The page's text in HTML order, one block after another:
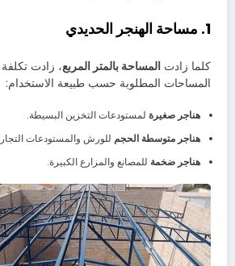
1. مساحة الهنجر الحديدي
كلما زادت المساحة بالمتر المربع، زادت تكلفة
المساحات المطلوبة حسب طبيعة الاستخدام:
هناجر صغيرة لمستودعات التخزين البسيطة.
هناجر متوسطة الحجم للورش والمستودعات
هناجر ضخمة للمصانع والمزارع الكبيرة.